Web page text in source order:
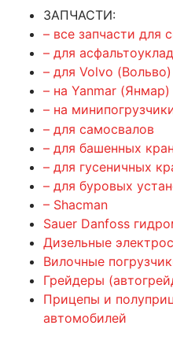
ЗАПЧАСТИ:
– все запчасти для
– для
– для Volvo (Вольво)
– на Yanmar (Янмар)
– на
– для самосвалов
– для башенных
– для гусеничных
– для буровых
– Shacman
Sauer Danfoss
Дизельные
Вилочные
Грейдеры
Прицепы и
автомобилей